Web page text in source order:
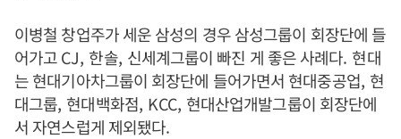
이병철 창업주가 세운 삼성의 경우 삼성그룹이 회장단에 들
어가고CJ, 한솔, 신세계그룹이 빠진 게 좋은 사례다. 현대
는 현대기아차그룹이 회장단에 들어가면서 현대중공업, 현
대그룹, 현대백화점, KCC, 현대산업개발그룹이 회장단에
서 자연스럽게 제외됐다.